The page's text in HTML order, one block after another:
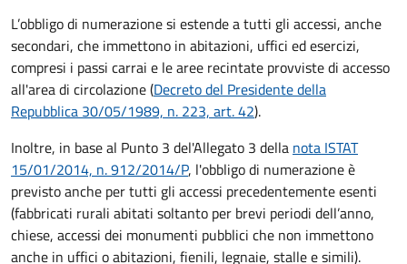
L’obbligo di numerazione si estende a tutti gli accessi, anche
secondari, che immettono in abitazioni, uffici ed esercizi,
compresi i passi carrai e le aree recintate provviste di accesso
all'area di circolazione (Decreto del Presidente della
Repubblica 30/05/1989, n. 223, art. 42).
Inoltre, in base al Punto 3 del'Allegato 3 della nota ISTAT
15/01/2014, n. 912/2014/P, l'obbligo di numerazione è
previsto anche per tutti gli accessi precedentemente esenti
(fabbricati rurali abitati soltanto per brevi periodi dell’anno,
chiese, accessi dei monumenti pubblici che non immettono
anche in uffici o abitazioni, fienili, legnaie, stalle e simili).